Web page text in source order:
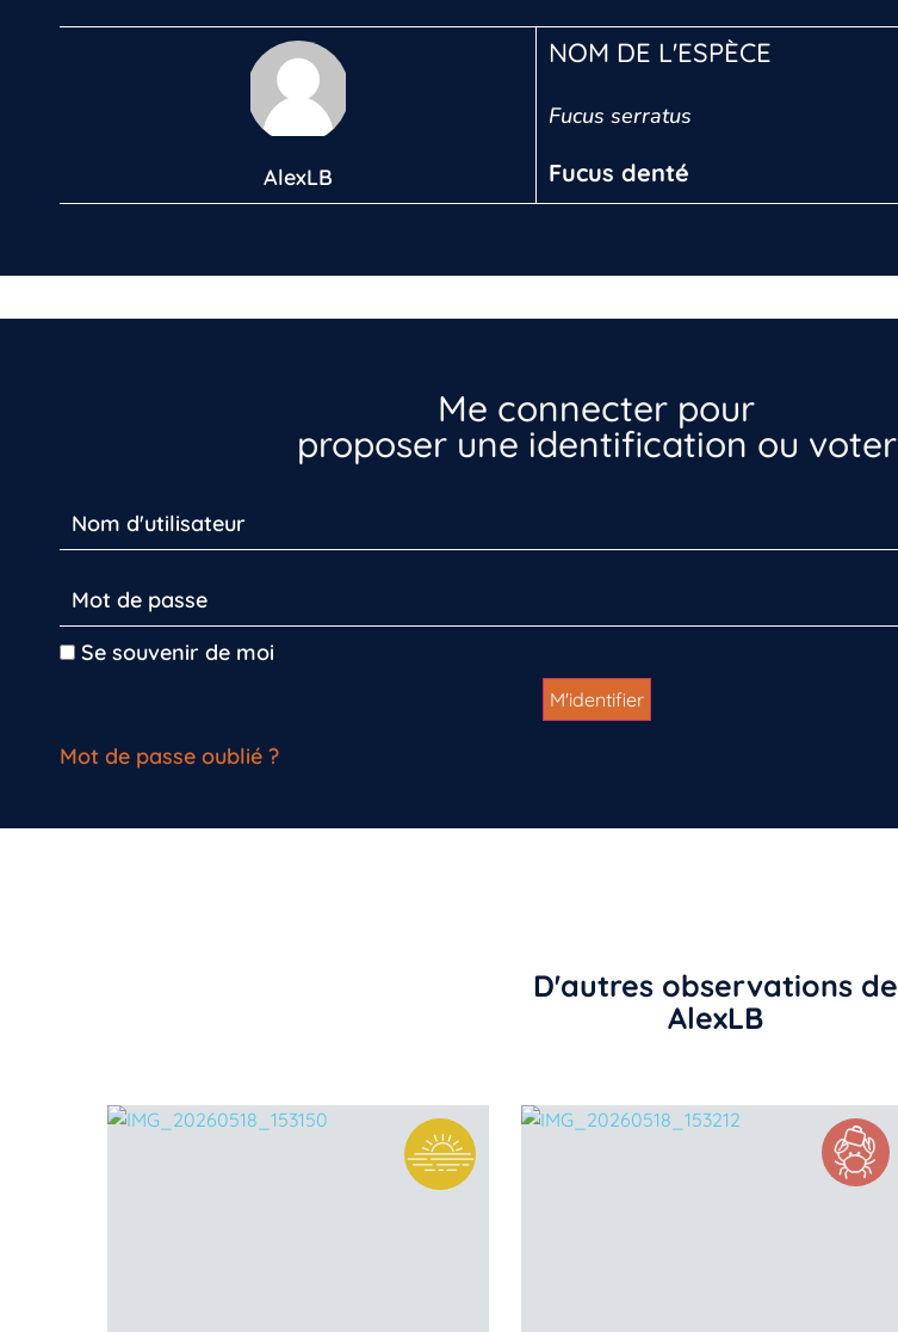
AlexLB
NOM DE L'ESPÈCE
Fucus serratus
Fucus denté
Me connecter pour
proposer une identification ou voter
Se souvenir de moi
Mot de passe oublié ?
D'autres observations de
AlexLB